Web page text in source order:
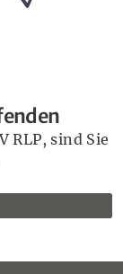
RLP, sind Sie